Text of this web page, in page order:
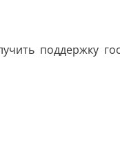
поддержку